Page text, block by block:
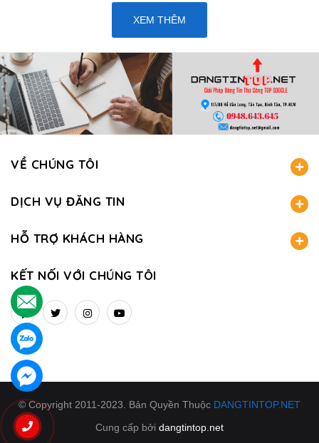
XEM THÊM
VỀ CHÚNG TÔI
DỊCH VỤ ĐĂNG TIN
HỖ TRỢ KHÁCH HÀNG
KẾT NỐI VỚI CHÚNG TÔI
© Copyright 2011-2023. Bản Quyền Thuộc DANGTINTOP.NET
Cung cấp bởi dangtintop.net
.
.
.